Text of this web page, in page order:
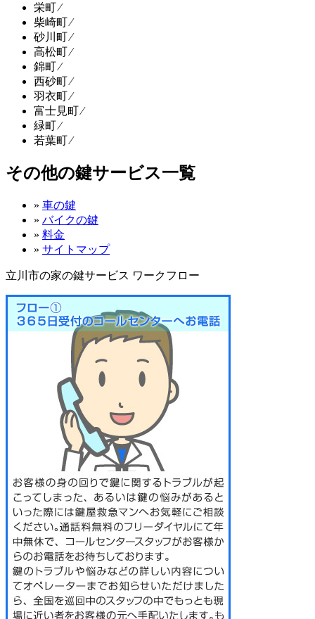
栄町 ⁄
柴崎町 ⁄
砂川町 ⁄
高松町 ⁄
錦町 ⁄
西砂町 ⁄
羽衣町 ⁄
富士見町 ⁄
緑町 ⁄
若葉町 ⁄
その他の鍵サービス一覧
» 車の鍵
» バイクの鍵
» 料金
» サイトマップ
立川市の家の鍵サービス ワークフロー